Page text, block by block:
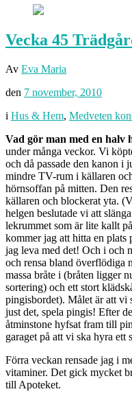
Vecka 45
Av Eva Maria
den 7 november, 2010
i Hus & Hem, Medveten
Vad gör man med en halv
under många veckor. Vi
och då passade den kanon i
mindre TV-rum i källaren
hörnsoffan på mitten. Den
källaren och blockerat yta.
helgen beslutade vi att
lekrummet som är lite kallt
kommer jag att hitta en
jag leva med det! Och i och
och rensa bland överflödiga
massa bråte i (bråten ligger
sortering) och ett stort
pingisbordet). Målet är att
just det, spela pingis! Efter
åtminstone hyfsat fram till
garaget på att vi ska hyra ett
Förra veckan rensade jag i
vitaminer. Det gick mycket
till Apoteket.